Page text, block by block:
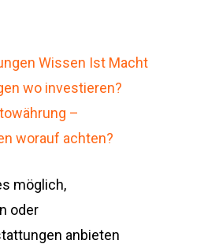
Wissen Ist Macht
wo investieren?
–
worauf achten?
möglich,
oder
anbieten